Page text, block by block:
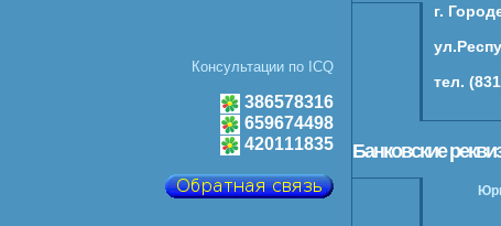
Консультации по ICQ
386578316
659674498
420111835
г.
тел.
Банковские